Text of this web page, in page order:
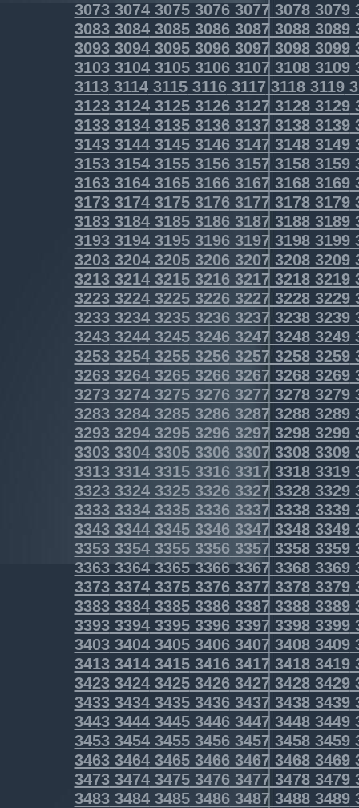
30733074307530763077 30783079
30833084308530863087 30883089
30933094309530963097 30983099
31033104310531063107 31083109
3113311431153116311731183119
31233124312531263127 31283129
31333134313531363137 31383139
31433144314531463147 31483149
31533154315531563157 31583159
31633164316531663167 31683169
31733174317531763177 31783179
31833184318531863187 31883189
31933194319531963197 31983199
32033204320532063207 32083209
32133214321532163217 32183219
32233224322532263227 32283229
32333234323532363237 32383239
32433244324532463247 32483249
32533254325532563257 32583259
32633264326532663267 32683269
32733274327532763277 32783279
32833284328532863287 32883289
32933294329532963297 32983299
33033304330533063307 33083309
33133314331533163317 33183319
33233324332533263327 33283329
33333334333533363337 33383339
33433344334533463347 33483349
33533354335533563357 33583359
33633364336533663367 33683369
33733374337533763377 33783379
33833384338533863387 33883389
33933394339533963397 33983399
34033404340534063407 34083409
34133414341534163417 34183419
34233424342534263427 34283429
34333434343534363437 34383439
34433444344534463447 34483449
34533454345534563457 34583459
34633464346534663467 34683469
34733474347534763477 34783479
34833484348534863487 34883489